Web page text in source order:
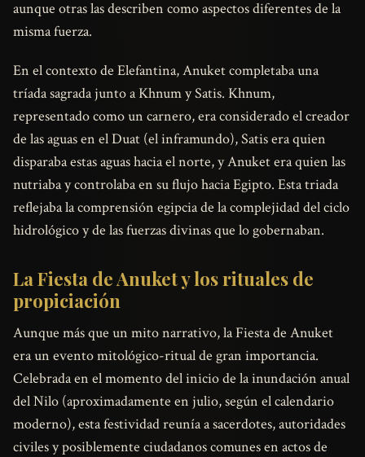
aunque otras las describen como aspectos diferentes de la
misma fuerza.
En el contexto de Elefantina, Anuket completaba una
tríada sagrada junto a Khnum y Satis. Khnum,
representado como un carnero, era considerado el creador
de las aguas en el Duat (el inframundo), Satis era quien
disparaba estas aguas hacia el norte, y Anuket era quien las
nutriaba y controlaba en su flujo hacia Egipto. Esta triada
reflejaba la comprensión egipcia de la complejidad del ciclo
hidrológico y de las fuerzas divinas que lo gobernaban.
La Fiesta de Anuket y los rituales de
propiciación
Aunque más que un mito narrativo, la Fiesta de Anuket
era un evento mitológico-ritual de gran importancia.
Celebrada en el momento del inicio de la inundación anual
del Nilo (aproximadamente en julio, según el calendario
moderno), esta festividad reunía a sacerdotes, autoridades
civiles y posiblemente ciudadanos comunes en actos de